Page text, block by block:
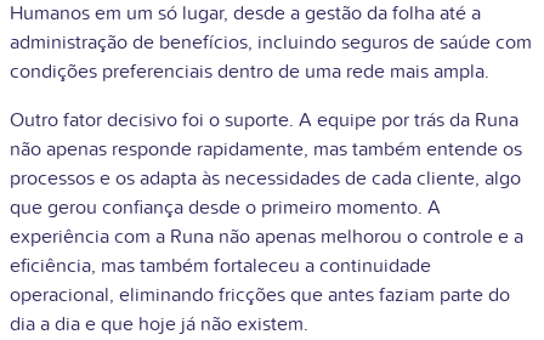
Humanos em um só lugar, desde a gestão da folha até a
administração de benefícios, incluindo seguros de saúde com
condições preferenciais dentro de uma rede mais ampla.
Outro fator decisivo foi o suporte. A equipe por trás da Runa
não apenas responde rapidamente, mas também entende os
processos e os adapta às necessidades de cada cliente, algo
que gerou confiança desde o primeiro momento. A
experiência com a Runa não apenas melhorou o controle e a
eficiência, mas também fortaleceu a continuidade
operacional, eliminando fricções que antes faziam parte do
dia a dia e que hoje já não existem.